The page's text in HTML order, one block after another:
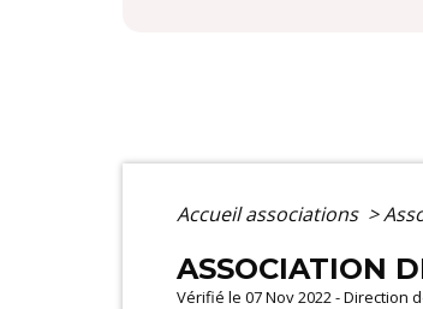
Accueil associations >
ASSOCIATION
Vérifié le 07 Nov 2022 -